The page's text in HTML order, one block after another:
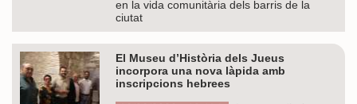
en la vida comunitària dels barris de la
ciutat
El Museu d’Història dels Jueus
incorpora una nova làpida amb
inscripcions hebrees